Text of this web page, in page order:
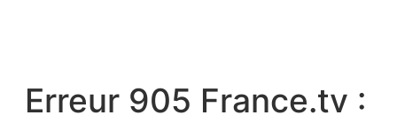
Erreur 905 France.tv :